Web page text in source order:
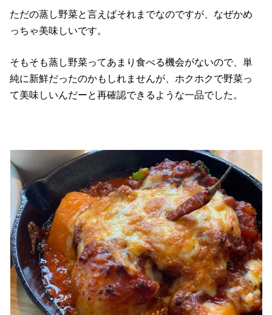
ただの蒸し野菜と言えばそれまでなのですが、なぜかめ
っちゃ美味しいです。
そもそも蒸し野菜ってあまり食べる機会がないので、単
純に新鮮だったのかもしれませんが、ホクホクで野菜っ
て美味しいんだーと再確認できるような一品でした。